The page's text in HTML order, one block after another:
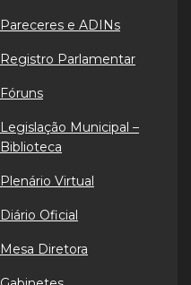
Pareceres e ADINs
Registro Parlamentar
Fóruns
Legislação Municipal –
Biblioteca
Plenário Virtual
Diário Oficial
Mesa Diretora